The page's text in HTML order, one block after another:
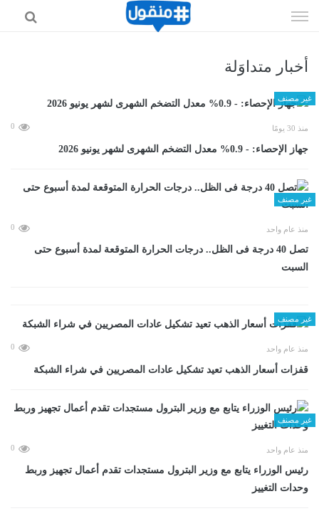
الى
أخبار متداوَلة
غير مصنف
منذ 30 يومًا 0
جهاز الإحصاء: - 0.9% معدل التضخم الشهرى لشهر يونيو 2026
غير مصنف
منذ عام واحد 0
تصل 40 درجة فى الظل.. درجات الحرارة المتوقعة لمدة أسبوع حتى
السبت
غير مصنف
منذ عام واحد 0
قفزات أسعار الذهب تعيد تشكيل عادات المصريين في شراء الشبكة
غير مصنف
منذ عام واحد 0
رئيس الوزراء يتابع مع وزير البترول مستجدات تقدم أعمال تجهيز وربط
وحدات التغييز